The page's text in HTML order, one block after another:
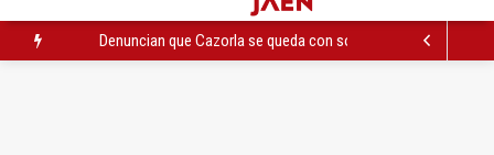
Denuncian que Cazorla se queda con solo dos bomberos por